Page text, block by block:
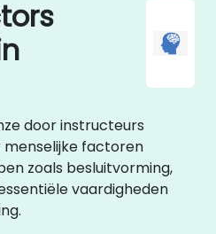
door instructeurs
factoren
zoals besluitvorming,
vaardigheden